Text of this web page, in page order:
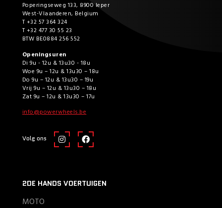
Poperingseweg 133, 8900 Ieper
West-Vlaanderen, Belgium
T +32 57 364 324
T +32 477 30 55 23
BTW BE0884 256 552
Openingsuren
Di 9u - 12u & 13u30 - 18u
Woe 9u – 12u & 13u30 – 18u
Do 9u – 12u & 13u30 – 19u
Vrij 9u – 12u & 13u30 – 18u
Zat 9u – 12u & 13u30 – 17u
info@powerwheels.be
Volg ons
2DE HANDS VOERTUIGEN
MOTO